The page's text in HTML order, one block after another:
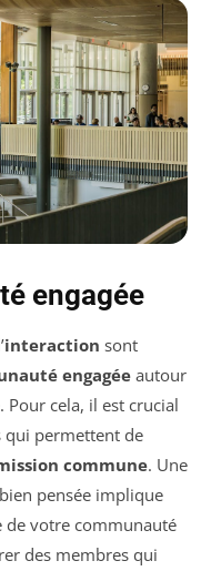
engagée
interaction sont
engagéeautour
cela, il est crucial
qui permettent de
commune. Une
pensée implique
de votre communauté
des membres qui